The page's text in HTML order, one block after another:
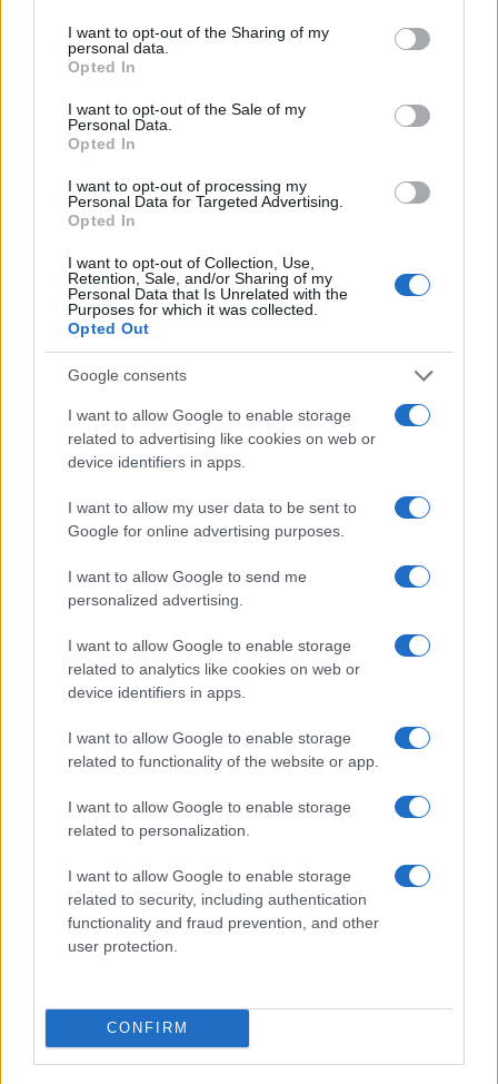
not limited to your visit or usage behaviour. You may click to
grant or deny consent to Google and its third-party tags to
use your data for below specified purposes in below Google
consent section.
I want to opt-out of the Sharing of my
personal data.
Opted In
I want to opt-out of the Sale of my
Personal Data.
Opted In
I want to opt-out of processing my
Personal Data for Targeted Advertising.
Opted In
I want to opt-out of Collection, Use,
Retention, Sale, and/or Sharing of my
Personal Data that Is Unrelated with the
Purposes for which it was collected.
Opted Out
Google consents
I want to allow Google to enable storage
related to advertising like cookies on web or
device identifiers in apps.
I want to allow my user data to be sent to
Google for online advertising purposes.
I want to allow Google to send me
personalized advertising.
I want to allow Google to enable storage
related to analytics like cookies on web or
device identifiers in apps.
I want to allow Google to enable storage
related to functionality of the website or app.
I want to allow Google to enable storage
related to personalization.
I want to allow Google to enable storage
related to security, including authentication
functionality and fraud prevention, and other
user protection.
CONFIRM
ARTICOLI CORRELATI
degrado avanza
ROMA COLOSSEO Carabinieri contro il degrado:
boom di sanzioni
Ritrovate numerose siringhe in Villa Pamphili: scoppia
l’allarme
LE PREVISIONI
Storie meteo ultime 24h
Roma · 10/08/2026